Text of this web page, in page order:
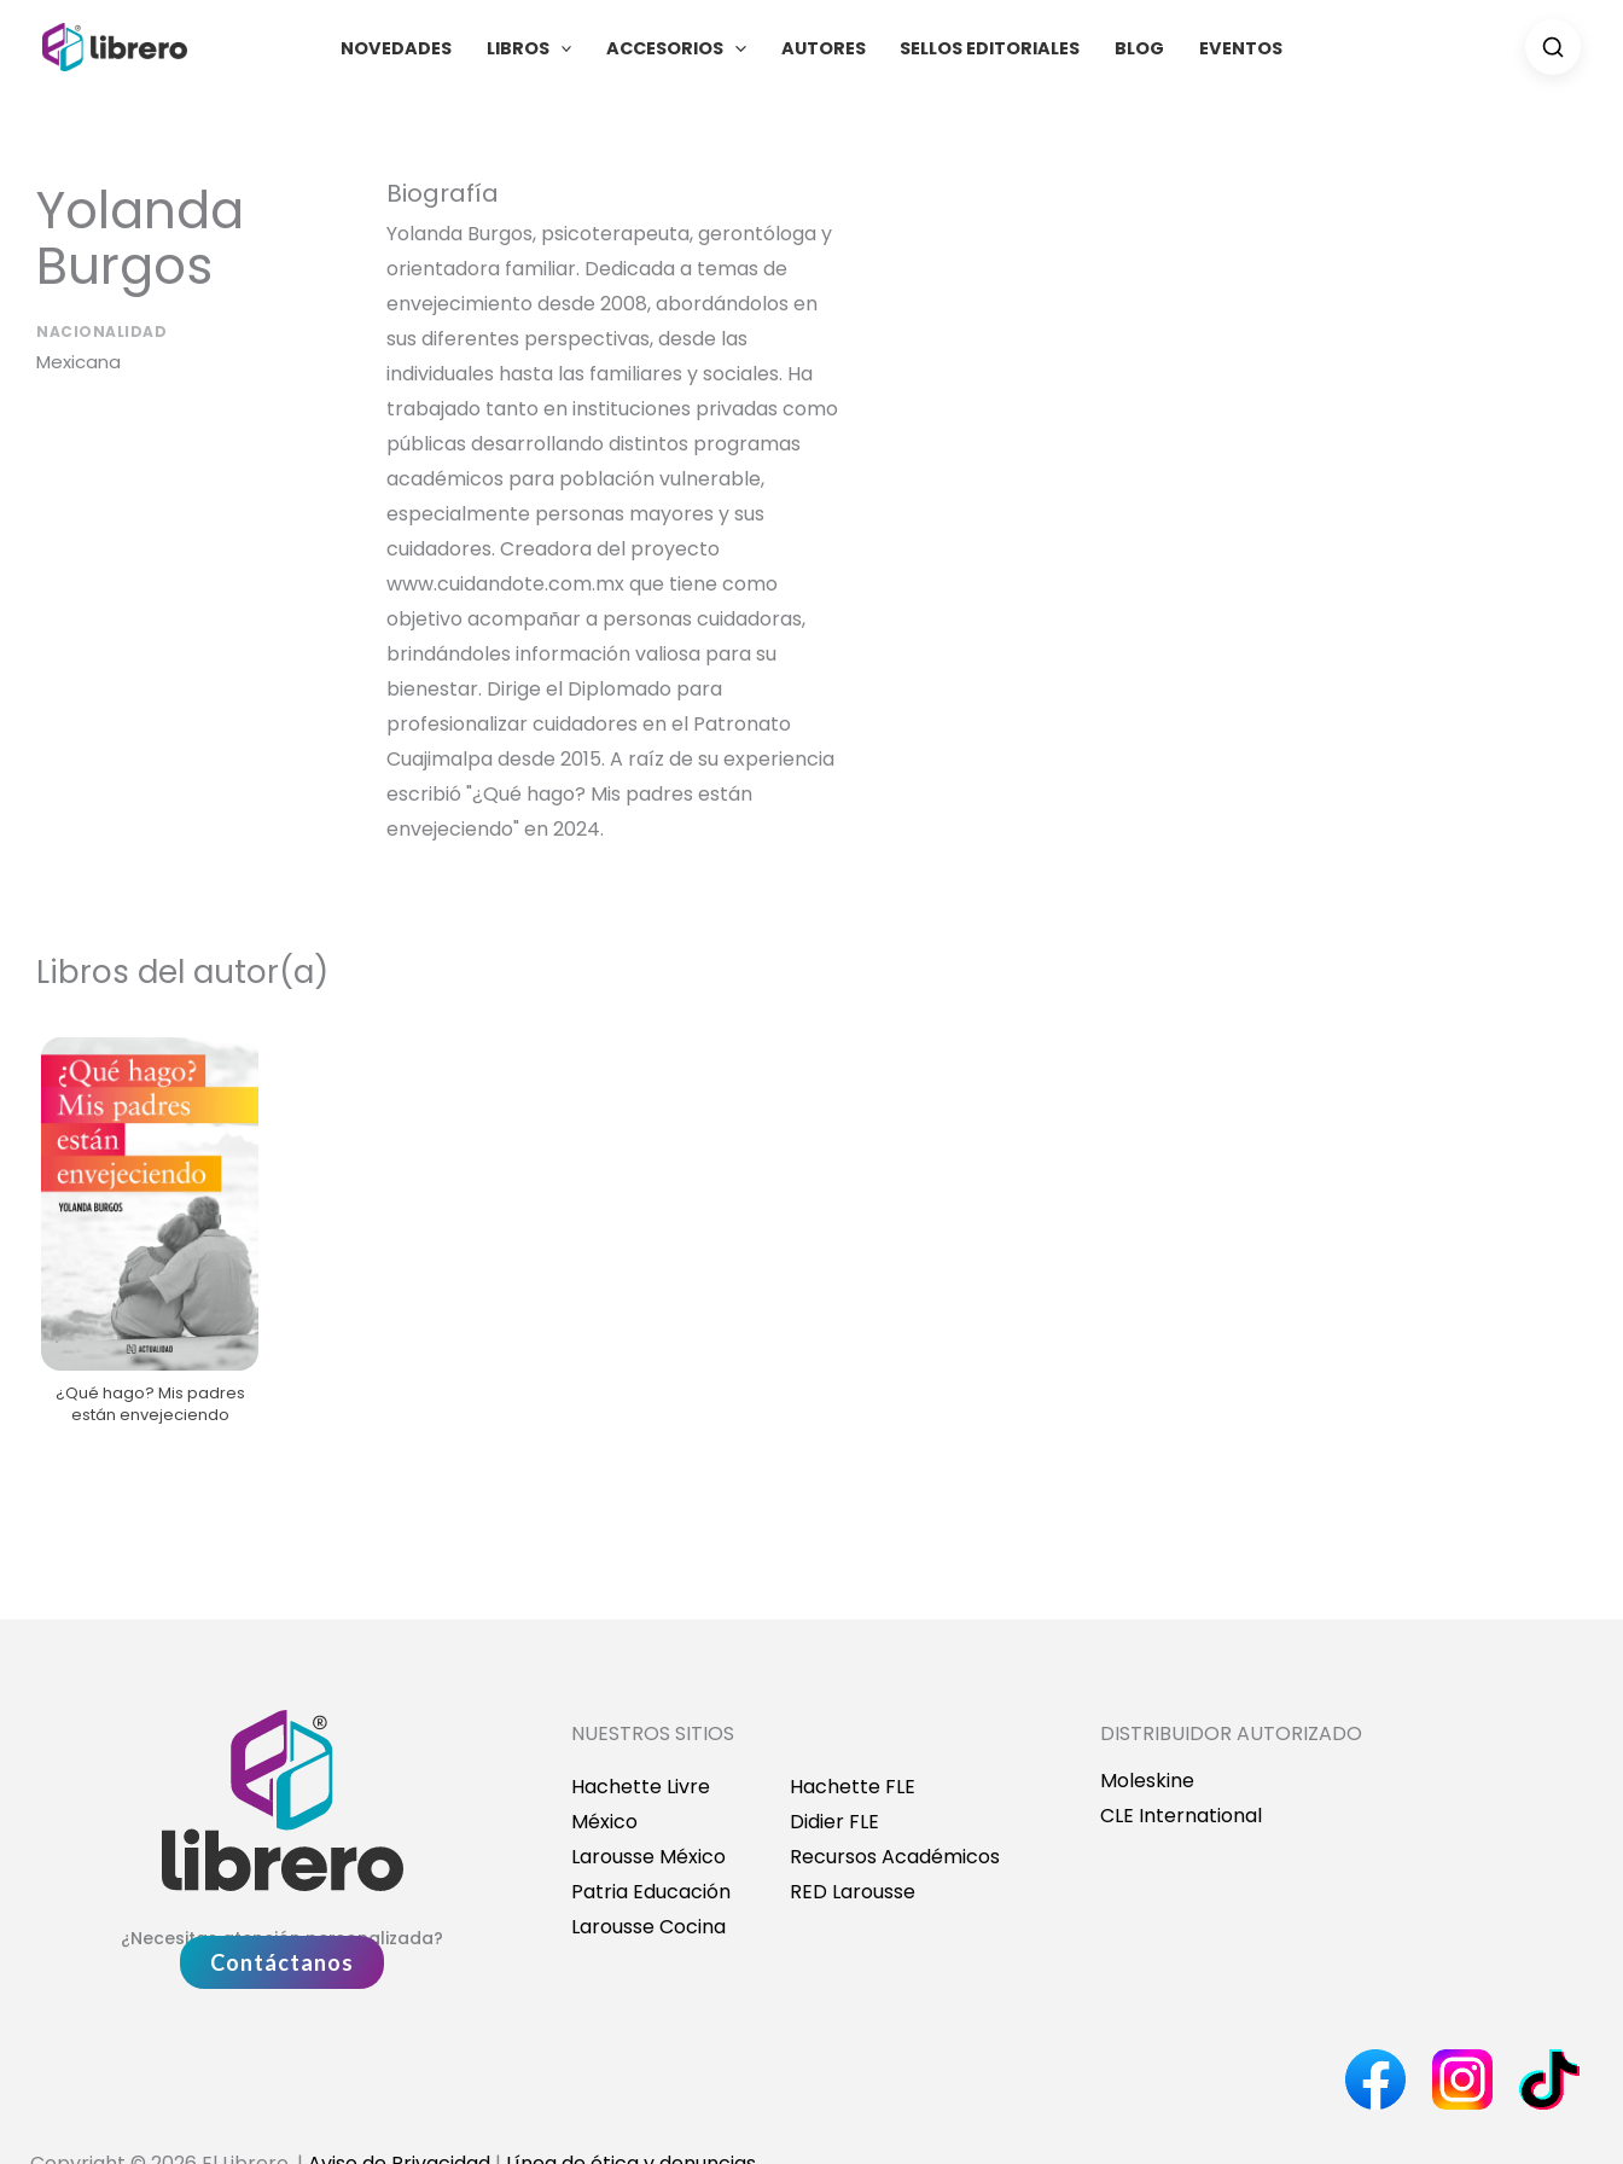
NOVEDADES LIBROS ACCESORIOS AUTORES SELLOS EDITORIALES BLOG EVENTOS
Yolanda
Burgos
NACIONALIDAD
Mexicana
Biografía
Yolanda Burgos, psicoterapeuta, gerontóloga y
orientadora familiar. Dedicada a temas de
envejecimiento desde 2008, abordándolos en
sus diferentes perspectivas, desde las
individuales hasta las familiares y sociales. Ha
trabajado tanto en instituciones privadas como
públicas desarrollando distintos programas
académicos para población vulnerable,
especialmente personas mayores y sus
cuidadores. Creadora del proyecto
www.cuidandote.com.mx que tiene como
objetivo acompañar a personas cuidadoras,
brindándoles información valiosa para su
bienestar. Dirige el Diplomado para
profesionalizar cuidadores en el Patronato
Cuajimalpa desde 2015. A raíz de su experiencia
escribió "¿Qué hago? Mis padres están
envejeciendo" en 2024.
Libros del autor(a)
¿Qué hago? Mis padres
están envejeciendo
¿Necesitas atención personalizada?
Contáctanos
NUESTROS SITIOS
Hachette Livre
México
Larousse México
Patria Educación
Larousse Cocina
Hachette FLE
Didier FLE
Recursos Académicos
RED Larousse
DISTRIBUIDOR AUTORIZADO
Moleskine
CLE International